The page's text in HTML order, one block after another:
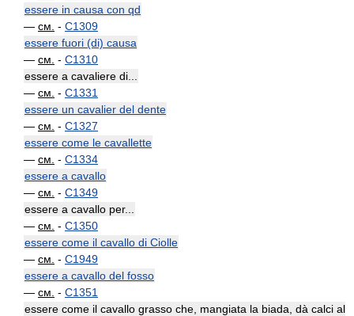
essere in causa con qd
— см. - C1309
essere fuori (di) causa
— см. - C1310
essere a cavaliere di...
— см. - C1331
essere un cavalier del dente
— см. - C1327
essere come le cavallette
— см. - C1334
essere a cavallo
— см. - C1349
essere a cavallo per...
— см. - C1350
essere come il cavallo di Ciolle
— см. - C1949
essere a cavallo del fosso
— см. - C1351
essere come il cavallo grasso che, mangiata la biada, dà calci al